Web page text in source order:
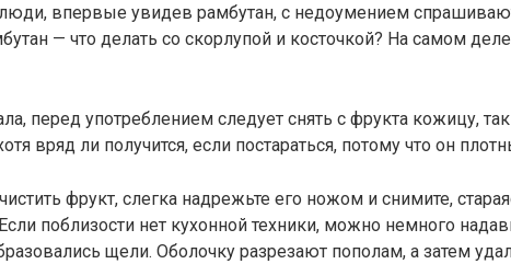
впервые увидев рамбутан, с недоумением
— что делать со скорлупой и косточкой? На самом
перед употреблением следует снять с фрукта кожицу, так
вряд ли получится, если постараться, потому что он
фрукт, слегка надрежьте его ножом и снимите,
поблизости нет кухонной техники, можно немного
щели. Оболочку разрезают пополам, а затем